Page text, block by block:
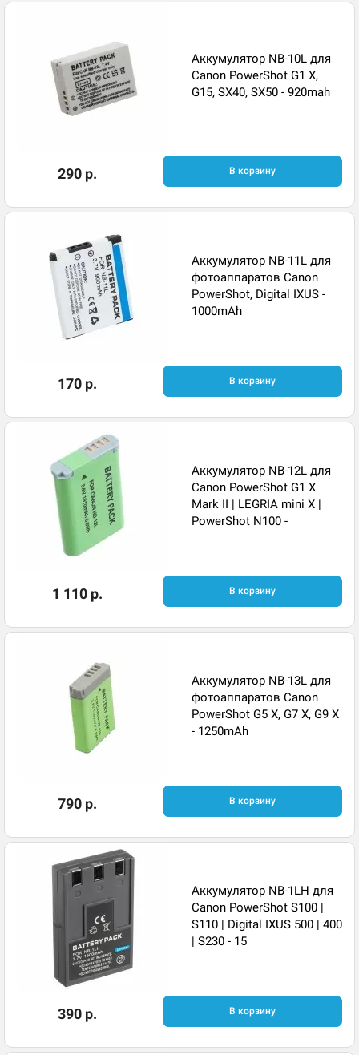
Аккумулятор NB-10L для
Canon PowerShot G1 X,
G15, SX40, SX50 - 920mah
290 р. В корзину
Аккумулятор NB-11L для
фотоаппаратов Canon
PowerShot, Digital IXUS -
1000mAh
170 р. В корзину
Аккумулятор NB-12L для
Canon PowerShot G1 X
Mark II | LEGRIA mini X |
PowerShot N100 -
1 110 р. В корзину
Аккумулятор NB-13L для
фотоаппаратов Canon
PowerShot G5 X, G7 X, G9 X
- 1250mAh
790 р. В корзину
Аккумулятор NB-1LH для
Canon PowerShot S100 |
S110 | Digital IXUS 500 | 400
| S230 - 15
390 р. В корзину